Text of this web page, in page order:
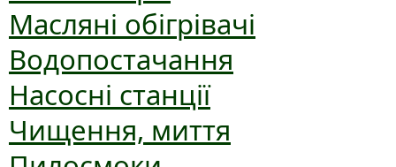
Масляні обігрівачі
Водопостачання
Насосні станції
Чищення, миття